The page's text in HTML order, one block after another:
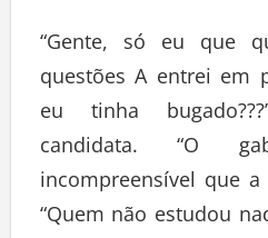
“Gente, só eu que
questões A entrei em
eu tinha
candidata. “O
incompreensível que
“Quem não estudou